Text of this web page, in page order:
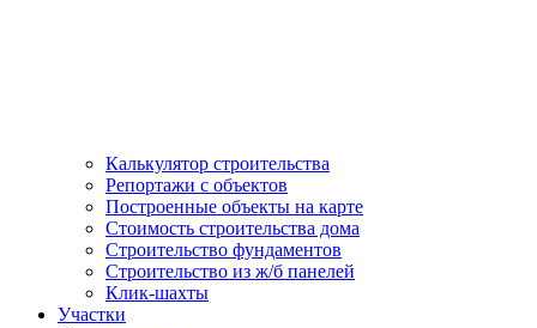
Калькулятор строительства
Репортажи с объектов
Построенные объекты на карте
Стоимость строительства дома
Строительство фундаментов
Строительство из ж/б панелей
Клик-шахты
Участки